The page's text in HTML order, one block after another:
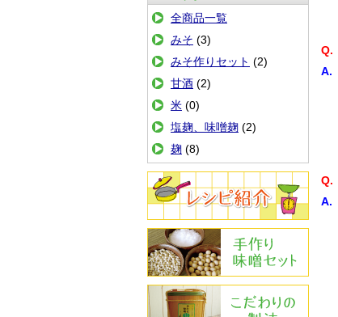
商品カテゴリ
全商品一覧
みそ (3)
みそ作りセット (2)
甘酒 (2)
米 (0)
塩麹、味噌麹 (2)
麹 (8)
レシピ紹介
手作りみその作り方
Q.
A.
Q.
A.